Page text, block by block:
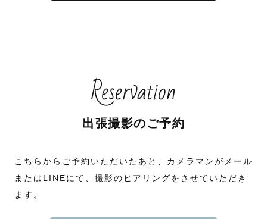
Reservation
出張撮影のご予約
こちらからご予約いただいたあと、カメラマンがメール
またはLINEにて、撮影のヒアリングをさせていただき
ます。